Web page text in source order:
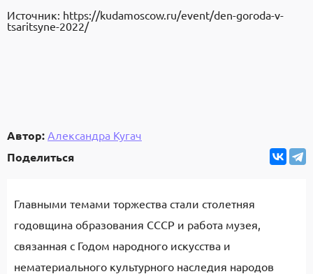
Источник: https://kudamoscow.ru/event/den-goroda-v-
tsaritsyne-2022/
Автор: Александра Кугач
Поделиться
Главными темами торжества стали столетняя
годовщина образования СССР и работа музея,
связанная с Годом народного искусства и
нематериального культурного наследия народов